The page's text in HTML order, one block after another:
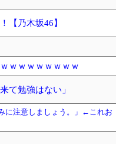
【乃木坂46】
ｗｗｗｗｗｗｗｗ
て勉強はない」
に注意しましょう。」←これお